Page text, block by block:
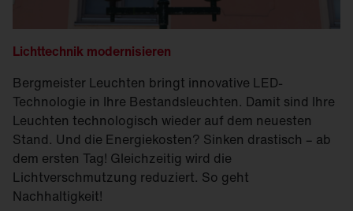
Lichttechnik modernisieren
Bergmeister Leuchten bringt innovative LED-
Technologie in Ihre Bestandsleuchten. Damit sind Ihre
Leuchten technologisch wieder auf dem neuesten
Stand. Und die Energiekosten? Sinken drastisch – ab
dem ersten Tag! Gleichzeitig wird die
Lichtverschmutzung reduziert. So geht
Nachhaltigkeit!